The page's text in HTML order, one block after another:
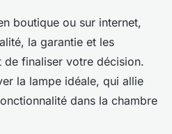
boutique ou sur internet,
la garantie et les
de finaliser votre décision.
la lampe idéale, qui allie
dans la chambre